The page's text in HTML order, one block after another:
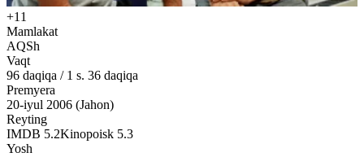
+11
Mamlakat
AQSh
Vaqt
96 daqiqa / 1 s. 36 daqiqa
Premyera
20-iyul 2006 (Jahon)
Reyting
IMDB 5.2Kinopoisk 5.3
Yosh